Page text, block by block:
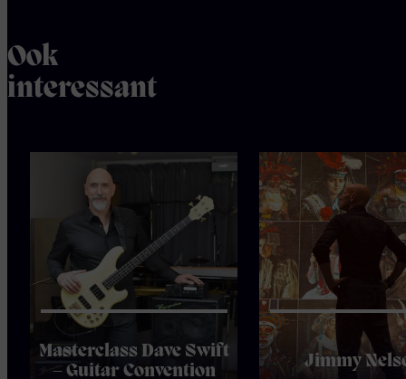
Ook
interessant
Masterclass Dave Swift
– Guitar Convention
Jimmy